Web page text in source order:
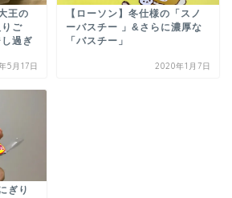
王の
ご
過ぎ
5月17日
【ローソン】冬仕様の「スノ
ーバスチー 」&さらに濃厚な
「バスチー」
2020年1月7日
ぎり